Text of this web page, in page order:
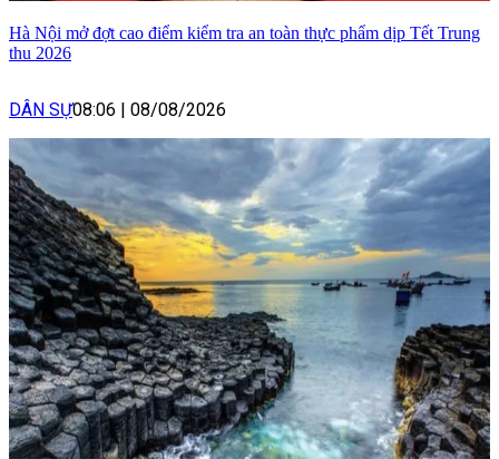
Hà Nội mở đợt cao điểm kiểm tra an toàn thực phẩm dịp Tết Trung
thu 2026
DÂN SỰ08:06 08/08/2026